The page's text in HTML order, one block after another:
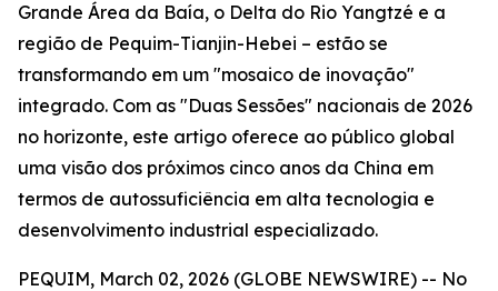
Grande Área da Baía, o Delta do Rio Yangtzé e a
região de Pequim-Tianjin-Hebei – estão se
transformando em um "mosaico de inovação"
integrado. Com as "Duas Sessões" nacionais de 2026
no horizonte, este artigo oferece ao público global
uma visão dos próximos cinco anos da China em
termos de autossuficiência em alta tecnologia e
desenvolvimento industrial especializado.
PEQUIM, March 02, 2026 (GLOBE NEWSWIRE) -- No